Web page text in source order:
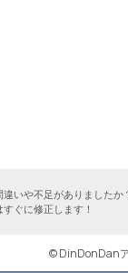
違いや不足がありました
すぐに修正します！
© DinDonDan